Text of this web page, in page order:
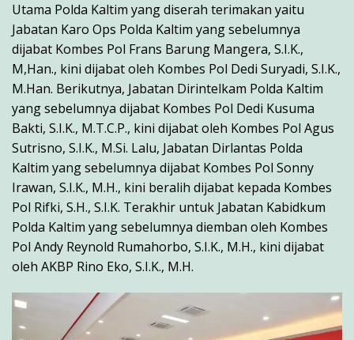
Utama Polda Kaltim yang diserah terimakan yaitu
Jabatan Karo Ops Polda Kaltim yang sebelumnya
dijabat Kombes Pol Frans Barung Mangera, S.I.K.,
M,Han., kini dijabat oleh Kombes Pol Dedi Suryadi, S.I.K.,
M.Han. Berikutnya, Jabatan Dirintelkam Polda Kaltim
yang sebelumnya dijabat Kombes Pol Dedi Kusuma
Bakti, S.I.K., M.T.C.P., kini dijabat oleh Kombes Pol Agus
Sutrisno, S.I.K., M.Si. Lalu, Jabatan Dirlantas Polda
Kaltim yang sebelumnya dijabat Kombes Pol Sonny
Irawan, S.I.K., M.H., kini beralih dijabat kepada Kombes
Pol Rifki, S.H., S.I.K. Terakhir untuk Jabatan Kabidkum
Polda Kaltim yang sebelumnya diemban oleh Kombes
Pol Andy Reynold Rumahorbo, S.I.K., M.H., kini dijabat
oleh AKBP Rino Eko, S.I.K., M.H.